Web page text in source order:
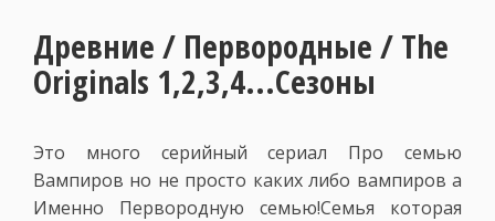
Древние / Первородные / The
Originals 1,2,3,4...Сезоны
Это много серийный сериал Про семью
Вампиров но не просто каких либо вампиров а
Именно Первородную семью!Семья которая